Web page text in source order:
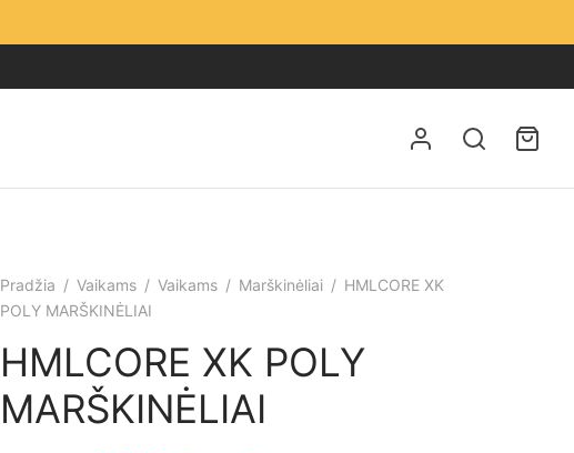
Pradžia / Vaikams / Vaikams / Marškinėliai / HMLCORE XK
POLY MARŠKINĖLIAI
HMLCORE XK POLY
MARŠKINĖLIAI